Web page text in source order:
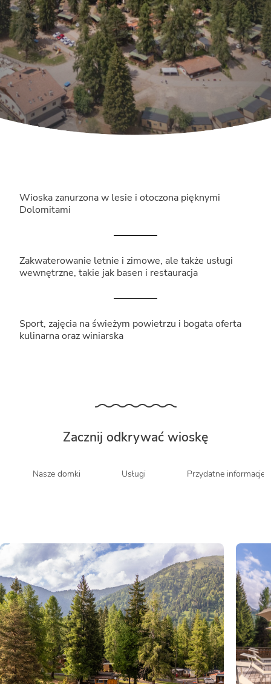
Wioska zanurzona w lesie i otoczona pięknymi
Dolomitami
Zakwaterowanie letnie i zimowe, ale także usługi
wewnętrzne, takie jak basen i restauracja
Sport, zajęcia na świeżym powietrzu i bogata oferta
kulinarna oraz winiarska
Zacznij odkrywać wioskę
Nasze domki Usługi Przydatne informacje